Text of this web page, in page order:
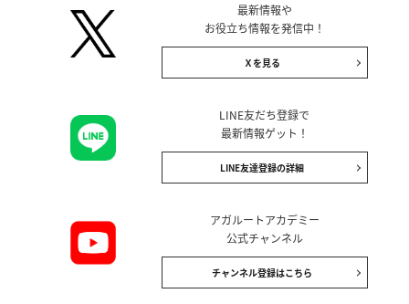
最新情報や
お役立ち情報を発信中！
Ｘを見る
LINE友だち登録で
最新情報ゲット！
LINE友達登録の詳細
アガルートアカデミー
公式チャンネル
チャンネル登録はこちら